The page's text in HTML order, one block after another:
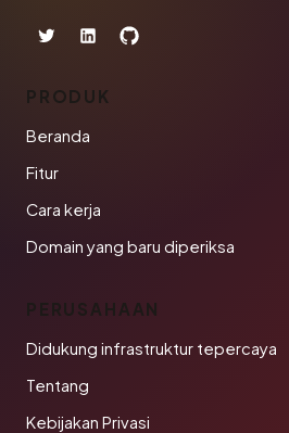
PRODUK
Beranda
Fitur
Cara kerja
Domain yang baru diperiksa
PERUSAHAAN
Didukung infrastruktur tepercaya
Tentang
Kebijakan Privasi